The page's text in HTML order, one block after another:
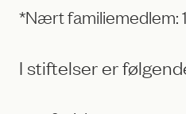
*Nært familiemedlem:
I stiftelser er